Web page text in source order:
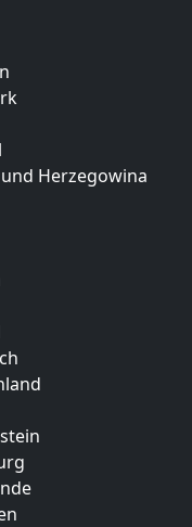
Herzegowina